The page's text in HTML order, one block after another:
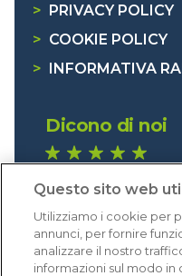
>
PRIVACY POLICY
> COOKIE POLICY
>
INFORMATIVA
Dicono di noi
Eccellente (4,8)
Acquisti
Questo sito web
Utilizziamo i cookie per
annunci, per fornire
analizzare il nostro
informazioni sul modo in